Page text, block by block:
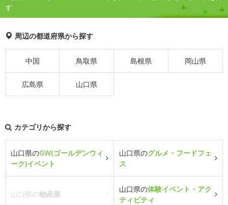
す
周辺の都道府県から探す
中国 鳥取県 島根県 岡山県
広島県 山口県
カテゴリから探す
山口県のGW(ゴールデンウィ
ーク)イベント
山口県のグルメ・フードフェ
ス
山口県の物産展
山口県の体験イベント・アク
ティビティ